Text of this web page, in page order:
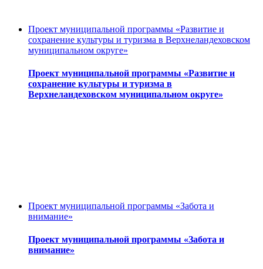
Проект муниципальной программы «Развитие и
сохранение культуры и туризма в Верхнеландеховском
муниципальном округе»
Проект муниципальной программы «Развитие и
сохранение культуры и туризма в
Верхнеландеховском муниципальном округе»
Проект муниципальной программы «Забота и
внимание»
Проект муниципальной программы «Забота и
внимание»